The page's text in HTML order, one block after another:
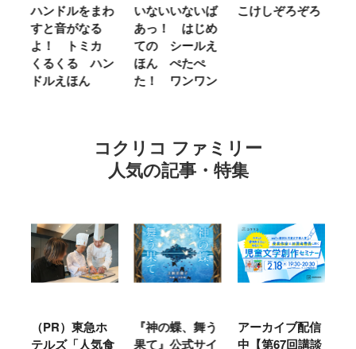
ハンドルをまわ
すと音がなる
よ！ トミカ
くるくる ハン
ドルえほん
いないいないば
あっ！ はじめ
ての シールえ
ほん ぺたぺ
た！ ワンワン
こけしぞろぞろ
コクリコ ファミリー
人気の記事・特集
（PR）東急ホ
テルズ「人気食
『神の蝶、舞う
果て』公式サイ
アーカイブ配信
中【第67回講談